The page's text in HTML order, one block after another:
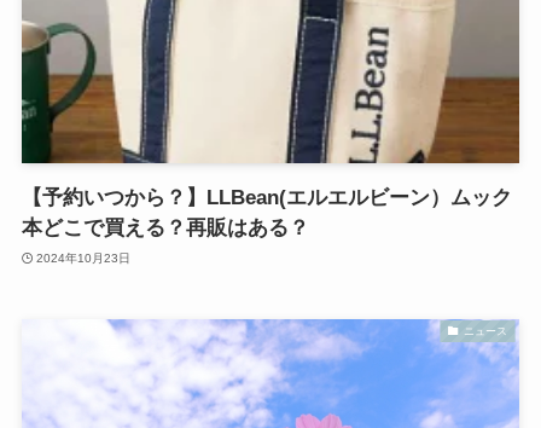
【予約いつから？】LLBean(エルエルビーン）ムック
本どこで買える？再販はある？
2024年10月23日
ニュース